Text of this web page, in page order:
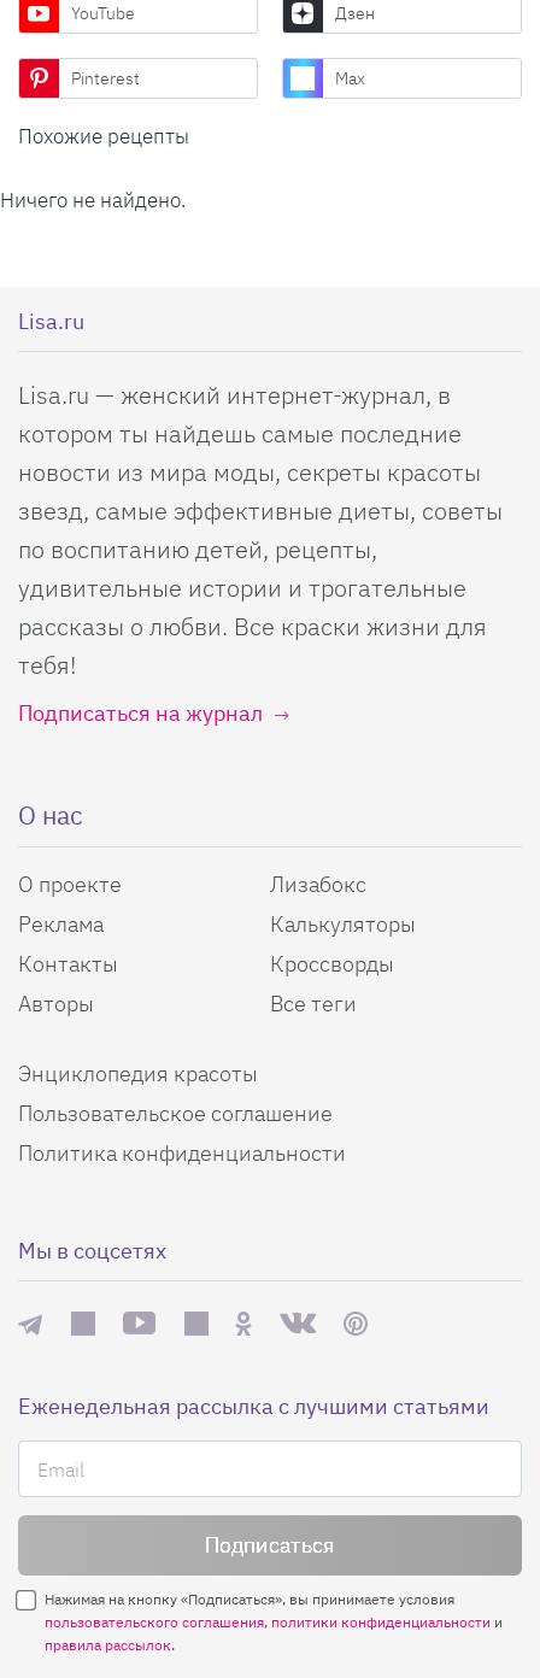
YouTube Дзен
Pinterest Max
Похожие рецепты
Ничего не найдено.
Lisa.ru
Lisa.ru — женский интернет-журнал, в
котором ты найдешь самые последние
новости из мира моды, секреты красоты
звезд, самые эффективные диеты, советы
по воспитанию детей, рецепты,
удивительные истории и трогательные
рассказы о любви. Все краски жизни для
тебя!
Подписаться на журнал
О нас
О проекте
Реклама
Контакты
Авторы
Лизабокс
Калькуляторы
Кроссворды
Все теги
Энциклопедия красоты
Пользовательское соглашение
Политика конфиденциальности
Мы в соцсетях
Еженедельная рассылка с лучшими статьями
Нажимая на кнопку «Подписаться», вы принимаете условия
пользовательского соглашения, политики конфиденциальности и
правила рассылок.